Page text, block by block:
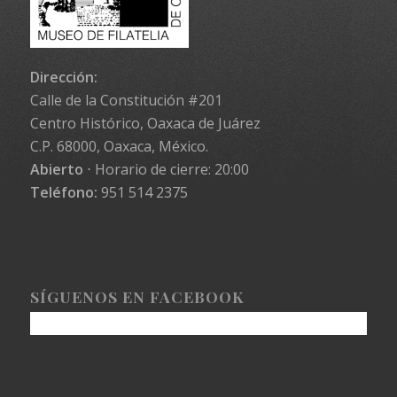
Dirección:
Calle de la Constitución #201
Centro Histórico, Oaxaca de Juárez
C.P. 68000, Oaxaca, México.
Abierto ⋅ Horario de cierre: 20:00
Teléfono: 951 514 2375
SÍGUENOS EN FACEBOOK